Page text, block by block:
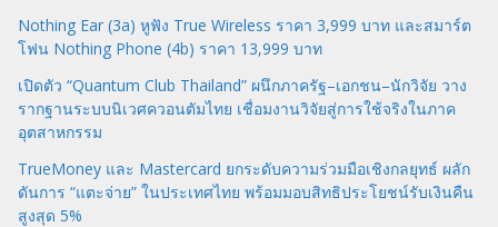
Nothing Ear (3a) หูฟัง True Wireless ราคา 3,999 บาท และสมาร์ต
โฟน Nothing Phone (4b) ราคา 13,999 บาท
เปิดตัว “Quantum Club Thailand” ผนึกภาครัฐ–เอกชน–นักวิจัย วาง
รากฐานระบบนิเวศควอนตัมไทย เชื่อมงานวิจัยสู่การใช้จริงในภาค
อุตสาหกรรม
TrueMoney และ Mastercard ยกระดับความร่วมมือเชิงกลยุทธ์ ผลัก
ดันการ “แตะจ่าย” ในประเทศไทย พร้อมมอบสิทธิประโยชน์รับเงินคืน
สูงสุด 5%